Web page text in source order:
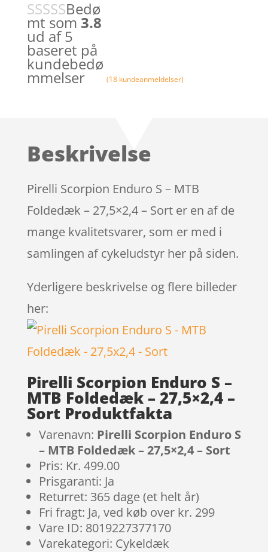
Bedø
mt som 3.8
ud af 5
baseret på
kundebedø
mmelser (18 kundeanmeldelser)
Beskrivelse
Pirelli Scorpion Enduro S – MTB
Foldedæk – 27,5×2,4 – Sort er en af de
mange kvalitetsvarer, som er med i
samlingen af cykeludstyr her på siden.
Yderligere beskrivelse og flere billeder
her:
Pirelli Scorpion Enduro S –
MTB Foldedæk – 27,5×2,4 –
Sort Produktfakta
Varenavn: Pirelli Scorpion Enduro S
– MTB Foldedæk – 27,5×2,4 – Sort
Pris: Kr. 499.00
Prisgaranti: Ja
Returret: 365 dage (et helt år)
Fri fragt: Ja, ved køb over kr. 299
Vare ID: 8019227377170
Varekategori: Cykeldæk